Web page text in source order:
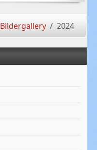
Bildergallery 2024